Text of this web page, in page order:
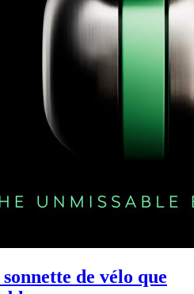
de vélo que